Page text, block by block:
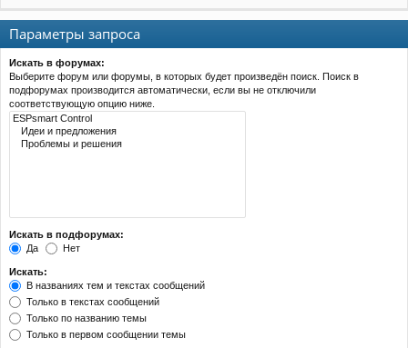
Параметры запроса
Искать в форумах:
Выберите форум или форумы, в которых будет произведён поиск. Поиск в
подфорумах производится автоматически, если вы не отключили
соответствующую опцию ниже.
Искать в подфорумах:
Да
Нет
Искать:
В названиях тем и текстах сообщений
Только в текстах сообщений
Только по названию темы
Только в первом сообщении темы